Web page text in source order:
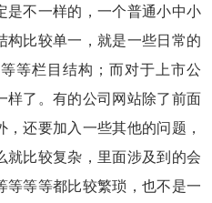
是不一样的，一个普通小中小
构比较单一，就是一些日常的
等栏目结构；而对于上市公
样了。有的公司网站除了前面
还要加入一些其他的问题，
就比较复杂，里面涉及到的会
等等等都比较繁琐，也不是一